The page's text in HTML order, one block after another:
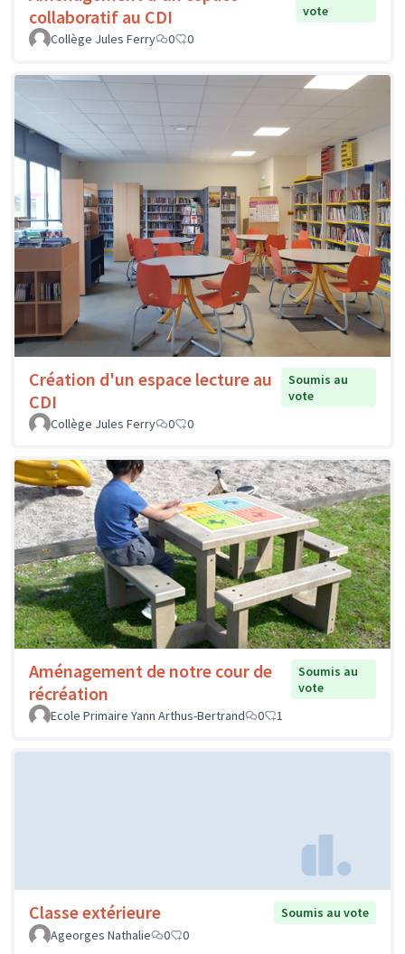
collaboratif au CDI
vote
Collège Jules Ferry
0 0
Création d'un espace lecture au
CDI
Soumis au
vote
Collège Jules Ferry
0 0
Aménagement de notre cour de
récréation
Soumis au
vote
Ecole Primaire Yann Arthus-Bertrand
0 1
Classe extérieure
Soumis au vote
Ageorges Nathalie
0 0